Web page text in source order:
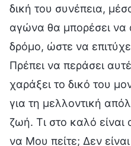
δική του συνέπεια,
αγώνα θα μπορέσει να
δρόμο, ώστε να
Πρέπει να περάσει
χαράξει το δικό του
για τη μελλοντική
ζωή. Τι στο καλό
να Μου πείτε; Δεν